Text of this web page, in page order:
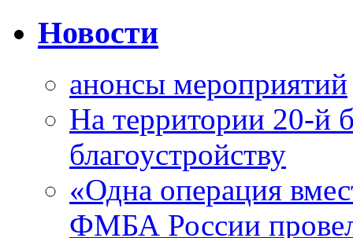
Новости
анонсы мероприятий
На территории 20-й
благоустройству
«Одна операция
ФМБА России